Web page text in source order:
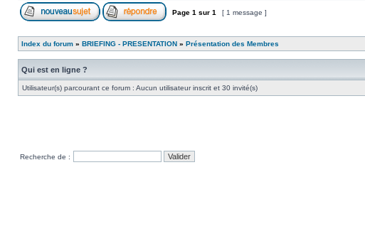
Page 1 sur 1 [ 1 message ]
Index du forum » BRIEFING - PRESENTATION » Présentation des Membres
Qui est en ligne ?
Utilisateur(s) parcourant ce forum : Aucun utilisateur inscrit et 30 invité(s)
Recherche de :